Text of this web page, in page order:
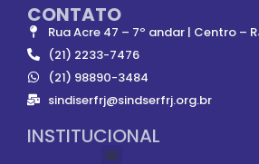
CONTATO
Rua Acre 47 – 7º andar | Centro –
(21) 2233-7476
(21) 98890-3484
sindiserfrj@sindserfrj.org.br
INSTITUCIONAL